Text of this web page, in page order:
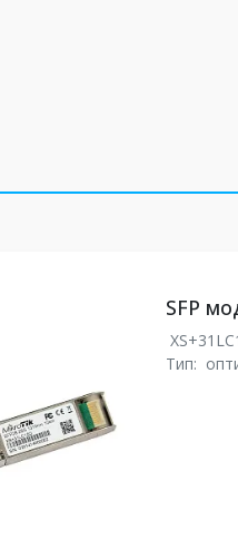
SFP
Тип: